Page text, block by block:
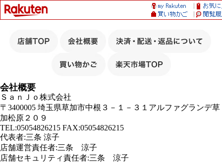
会社概要
ＳａｎＪｏ株式会社
〒3400005 埼玉県草加市中根３－１－３１アルファグランデ草
加松原２０９
TEL:05054826215 FAX:05054826215
代表者:三条 涼子
店舗運営責任者:三条 涼子
店舗セキュリティ責任者:三条 涼子